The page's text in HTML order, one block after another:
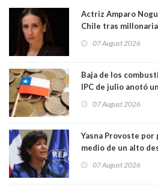
Actriz Amparo
Chile tras
07 August 2026
Baja de los
IPC de julio anotó
07 August 2026
Yasna Provoste por
medio de un alto
07 August 2026